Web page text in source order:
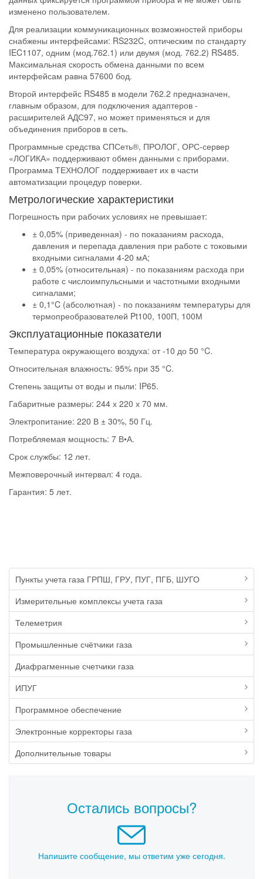
изменено пользователем.
Для реализации коммуникационных возможностей приборы
снабжены интерфейсами: RS232C, оптическим по стандарту
IEC1107, одним (мод.762.1) или двумя (мод. 762.2) RS485.
Максимальная скорость обмена данными по всем
интерфейсам равна 57600 бод.
Второй интерфейс RS485 в модели 762.2 предназначен,
главным образом, для подключения адаптеров -
расширителей АДС97, но может применяться и для
объединения приборов в сеть.
Программные средства СПСеть®, ПРОЛОГ, ОРС-сервер
«ЛОГИКА» поддерживают обмен данными с приборами.
Программа ТЕХНОЛОГ поддерживает их в части
автоматизации процедур поверки.
Метрологические характеристики
Погрешность при рабочих условиях не превышает:
± 0,05% (приведенная) - по показаниям расхода,
давления и перепада давления при работе с токовыми
входными сигналами 4-20 мА;
± 0,05% (относительная) - по показаниям расхода при
работе с числоимпульсными и частотными входными
сигналами;
± 0,1°C (абсолютная) - по показаниям температуры для
термопреобразователей Pt100, 100П, 100М
Эксплуатационные показатели
Температура окружающего воздуха: от -10 до 50 °C.
Относительная влажность: 95% при 35 °C.
Степень защиты от воды и пыли: IP65.
Габаритные размеры: 244 х 220 х 70 мм.
Электропитание: 220 В ± 30%, 50 Гц.
Потребляемая мощность: 7 В•А.
Срок службы: 12 лет.
Межповерочный интервал: 4 года.
Гарантия: 5 лет.
Пункты учета газа ГРПШ, ГРУ, ПУГ, ПГБ, ШУГО
Измерительные комплексы учета газа
Телеметрия
Промышленные счётчики газа
Диафрагменные счетчики газа
ИПУГ
Программное обеспечение
Электронные корректоры газа
Дополнительные товары
Остались вопросы?
Напишите сообщение, мы ответим уже сегодня.